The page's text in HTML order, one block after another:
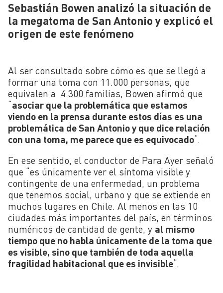
Sebastián Bowen analizó la situación de
la megatoma de San Antonio y explicó el
origen de este fenómeno
Al ser consultado sobre cómo es que se llegó a
formar una toma con 11.000 personas, que
equivalen a 4.300 familias, Bowen afirmó que
“asociar que la problemática que estamos
viendo en la prensa durante estos días es una
problemática de San Antonio y que dice relación
con una toma, me parece que es equivocado“.
En ese sentido, el conductor de Para Ayer señaló
que “es únicamente ver el síntoma visible y
contingente de una enfermedad, un problema
que tenemos social, urbano y que se extiende en
muchos lugares en Chile. Al menos en las 10
ciudades más importantes del país, en términos
numéricos de cantidad de gente, y al mismo
tiempo que no habla únicamente de la toma que
es visible, sino que también de toda aquella
fragilidad habitacional que es invisible“.